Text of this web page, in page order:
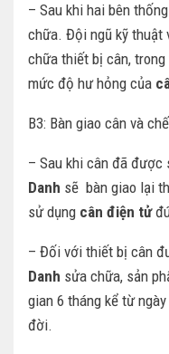
– Sau khi hai bên
chữa. Đội ngũ kỹ thuật
chữa thiết bị cân,
mức độ hư hỏng của
B3: Bàn giao cân và
– Sau khi cân đã được
Danh sẽ bàn giao lại
sử dụng cân điện tử
– Đối với thiết bị cân
Danh sửa chữa, sản
gian 6 tháng kể từ
đời.